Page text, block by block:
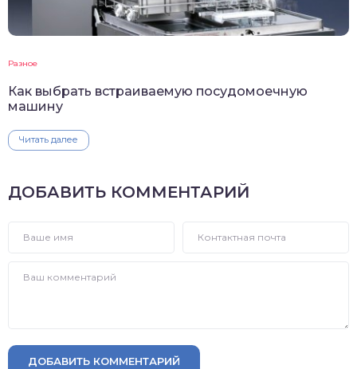
Разное
Как выбрать встраиваемую посудомоечную
машину
Читать далее
ДОБАВИТЬ КОММЕНТАРИЙ
ДОБАВИТЬ КОММЕНТАРИЙ